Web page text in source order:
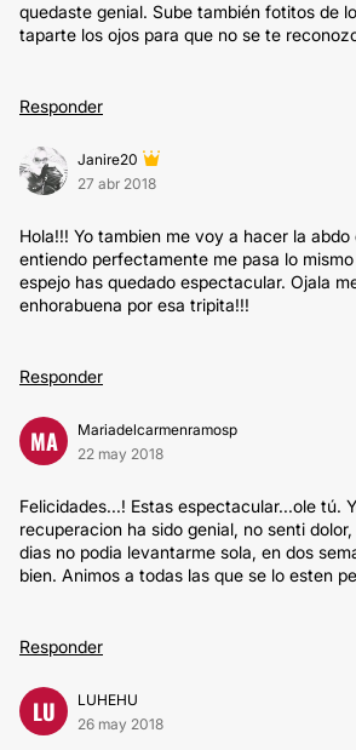
quedaste genial. Sube también fotitos de
taparte los ojos para que no se te
Responder
Janire20
27 abr 2018
Hola!!! Yo tambien me voy a hacer la abdo
entiendo perfectamente me pasa lo
espejo has quedado espectacular. Ojala
enhorabuena por esa tripita!!!
Responder
MA
Mariadelcarmenramosp
22 may 2018
Felicidades...! Estas espectacular...ole tú.
recuperacion ha sido genial, no senti
dias no podia levantarme sola, en dos
bien. Animos a todas las que se lo esten
Responder
LU
LUHEHU
26 may 2018